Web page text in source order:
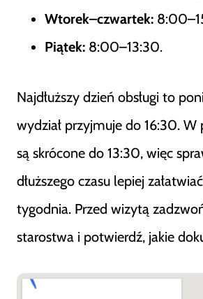
Wtorek–czwartek:
Piątek: 8:00–13:30.
Najdłuższy dzień obsługi to
wydział przyjmuje do 16:30. W
są skrócone do 13:30, więc
dłuższego czasu lepiej
tygodnia. Przed wizytą
starostwa i potwierdź, jakie